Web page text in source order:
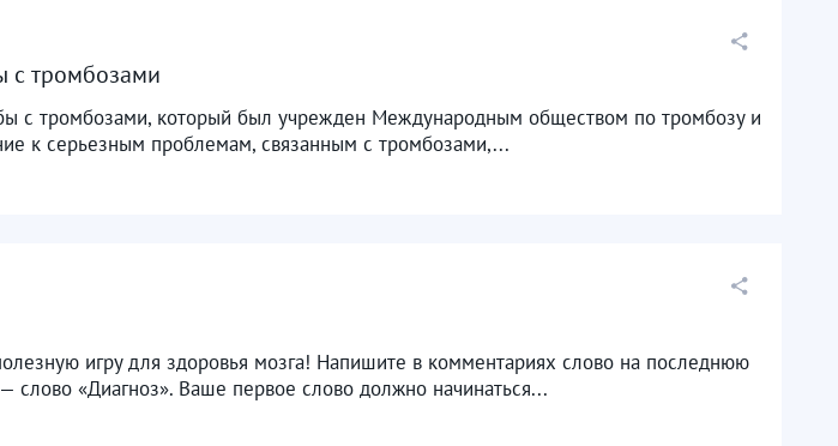
тромбозами
с тромбозами, который был учрежден Международным обществом по тромбозу и
к серьезным проблемам, связанным с тромбозами,...
игру для здоровья мозга! Напишите в комментариях слово на последнюю
слово «Диагноз». Ваше первое слово должно начинаться...